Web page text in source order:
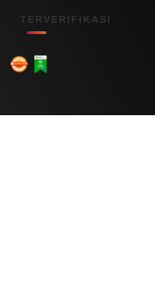
TERVERIFIKASI